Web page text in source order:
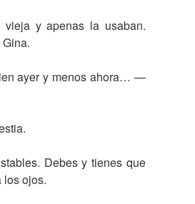
y apenas la usaban.
ayer y menos ahora… —
Debes y tienes que
ojos.